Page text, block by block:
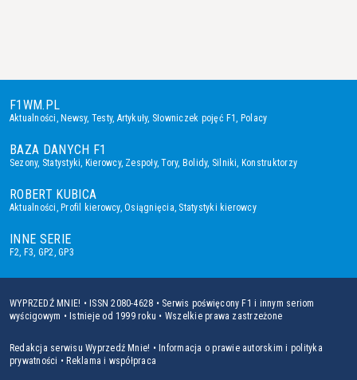
F1WM.PL
Aktualności, Newsy, Testy, Artykuły, Słowniczek pojęć F1, Polacy
BAZA DANYCH F1
Sezony, Statystyki, Kierowcy, Zespoły,Tory, Bolidy, Silniki, Konstruktorzy
ROBERT KUBICA
Aktualności, Profil kierowcy,Osiągnięcia, Statystyki kierowcy
INNE SERIE
F2, F3, GP2,GP3
WYPRZEDŹ MNIE! • ISSN 2080-4628 • Serwis poświęcony F1 i innym seriom
wyścigowym • Istnieje od 1999 roku • Wszelkie prawa zastrzeżone
Redakcja serwisu Wyprzedź Mnie! • Informacja o prawie autorskim i polityka
prywatności • Reklama i współpraca